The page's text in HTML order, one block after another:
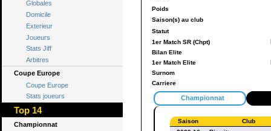
Globales
Domicile
Exterieur
Joueurs
Stats Jiff
Arbitres
Coupe Europe
Coupe Europe
Stats joueurs
Top 14
Championnat
Poids
Saison(s) au club
Statut
1er Match SR (Chpt)
Bilan Elite
1er Match Elite
Surnom
Carriere
Championnat
Saison
Club